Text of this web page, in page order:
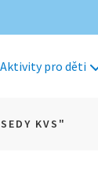
Aktivity pro děti
KVS"